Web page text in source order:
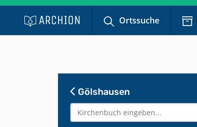
Ortssuche
Gölshausen
1732,Dez. 1732
Mischbuch 1784 - 1809